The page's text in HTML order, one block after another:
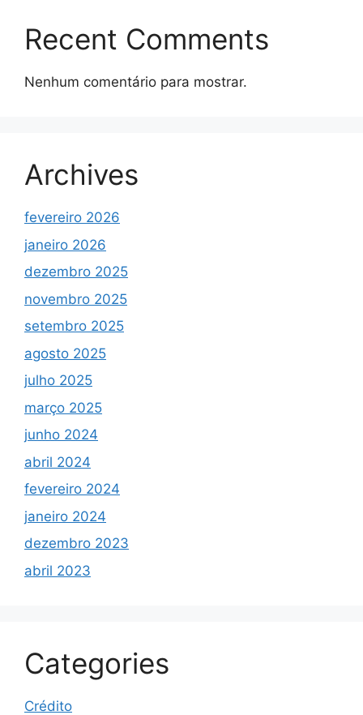
Recent Comments
Nenhum comentário para mostrar.
Archives
fevereiro 2026
janeiro 2026
dezembro 2025
novembro 2025
setembro 2025
agosto 2025
julho 2025
março 2025
junho 2024
abril 2024
fevereiro 2024
janeiro 2024
dezembro 2023
abril 2023
Categories
Crédito